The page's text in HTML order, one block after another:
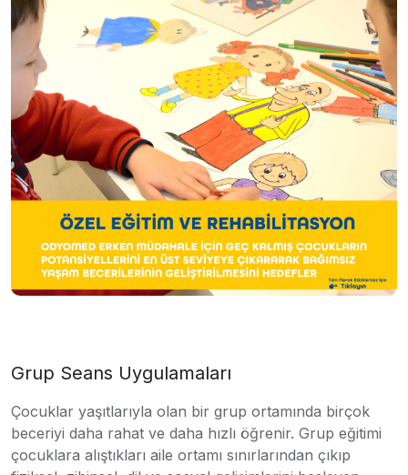
Grup Seans Uygulamaları
Çocuklar yaşıtlarıyla olan bir grup ortamında birçok
beceriyi daha rahat ve daha hızlı öğrenir. Grup eğitimi
çocuklara alıştıkları aile ortamı sınırlarından çıkıp